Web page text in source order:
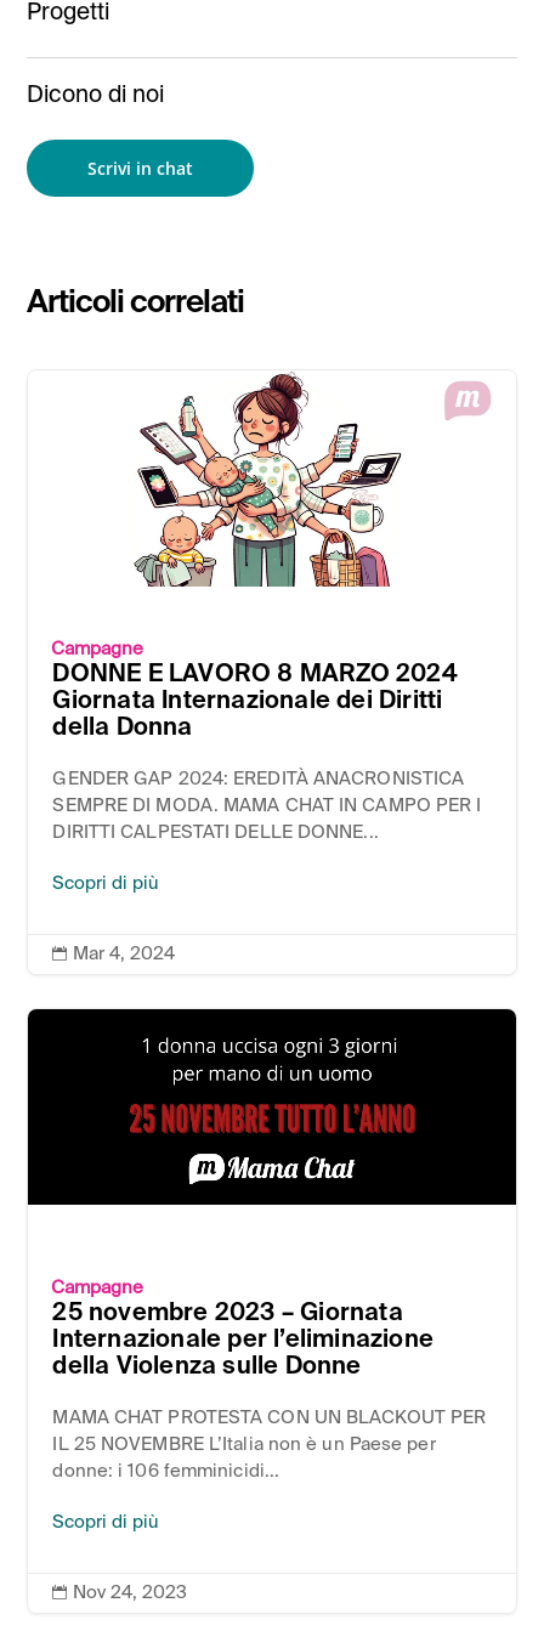
Progetti
Dicono di noi
Scrivi in chat
Articoli correlati
Campagne
DONNE E LAVORO 8 MARZO 2024
Giornata Internazionale dei Diritti
della Donna
GENDER GAP 2024: EREDITÀ ANACRONISTICA
SEMPRE DI MODA. MAMA CHAT IN CAMPO PER I
DIRITTI CALPESTATI DELLE DONNE...
Scopri di più
 Mar 4, 2024
Campagne
25 novembre 2023 – Giornata
Internazionale per l’eliminazione
della Violenza sulle Donne
MAMA CHAT PROTESTA CON UN BLACKOUT PER
IL 25 NOVEMBRE L’Italia non è un Paese per
donne: i 106 femminicidi...
Scopri di più
 Nov 24, 2023